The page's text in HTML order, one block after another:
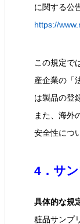
に関する公
https://
この規定で
産企業の「
は製品の登
また、海外
安全性につ
4．サ
具体的な規
粧品サンプ